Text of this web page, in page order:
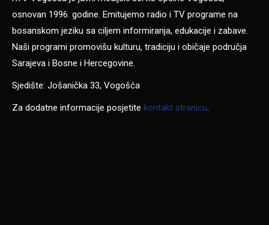
osnovan 1996. godine. Emitujemo radio i TV programe na
bosanskom jeziku sa ciljem informiranja, edukacije i zabave.
Naši programi promovišu kulturu, tradiciju i običaje područja
Sarajeva i Bosne i Hercegovine.
Sjedište: Jošanička 33, Vogošća
Za dodatne informacije posjetite kontakt stranicu.